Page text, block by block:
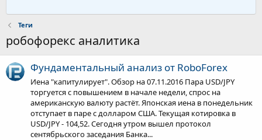
Теги
робофорекс аналитика
Фундаментальный анализ от RoboForex
Иена "капитулирует". Обзор на 07.11.2016 Пара USD/JPY
торгуется с повышением в начале недели, спрос на
американскую валюту растёт. Японская иена в понедельник
отступает в паре с долларом США. Текущая котировка в
USD/JPY - 104,52. Сегодня утром вышел протокол
сентябрьского заседания Банка...